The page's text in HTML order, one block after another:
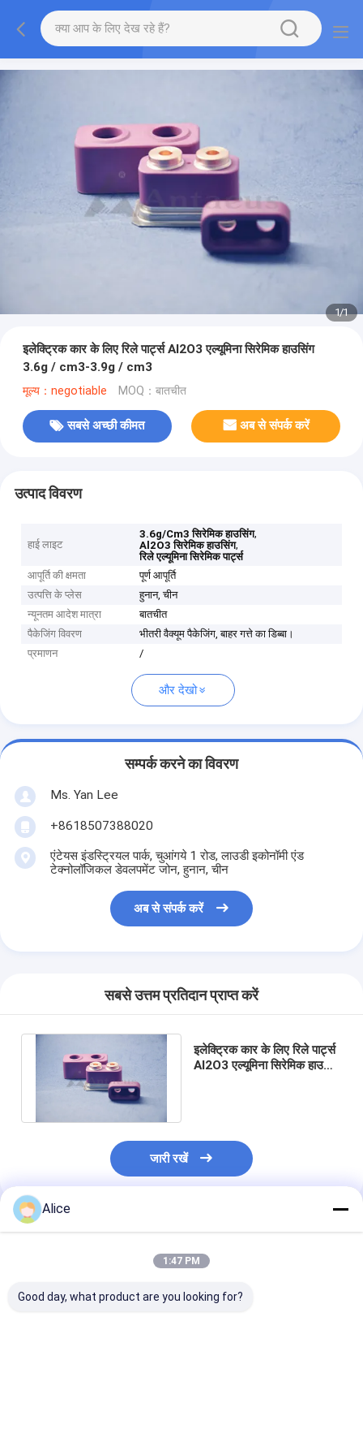
1/1
इलेक्ट्रिक कार के लिए रिले पार्ट्स Al2O3 एल्यूमिना सिरेमिक हाउसिंग
3.6g / cm3-3.9g / cm3
मूल्य：negotiable MOQ：बातचीत
सबसे अच्छी कीमत अब से संपर्क करें
उत्पाद विवरण
हाई लाइट
3.6g/Cm3 सिरेमिक हाउसिंग,
Al2O3 सिरेमिक हाउसिंग,
रिले एल्यूमिना सिरेमिक पार्ट्स
आपूर्ति की क्षमता
पूर्ण आपूर्ति
उत्पत्ति के प्लेस
हुनान, चीन
न्यूनतम आदेश मात्रा
बातचीत
पैकेजिंग विवरण
भीतरी वैक्यूम पैकेजिंग, बाहर गत्ते का डिब्बा।
प्रमाणन
/
और देखो
सम्पर्क करने का विवरण
Ms. Yan Lee
+8618507388020
एंटेयस इंडस्ट्रियल पार्क, चुआंगये 1 रोड, लाउडी इकोनॉमी एंड
टेक्नोलॉजिकल डेवलपमेंट जोन, हुनान, चीन
अब से संपर्क करें
सबसे उत्तम प्रतिदान प्राप्त करें
इलेक्ट्रिक कार के लिए रिले पार्ट्स
Al2O3 एल्यूमिना सिरेमिक हाउसिंग
जारी रखें
अनुशंसित उत्पाद
Alice
1:47 PM
Good day, what product are you looking for?